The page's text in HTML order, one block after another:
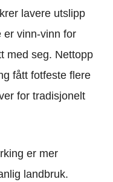
lavere utslipp
er vinn-vinn for
med seg. Nettopp
fått fotfeste flere
for tradisjonelt
er mer
landbruk.